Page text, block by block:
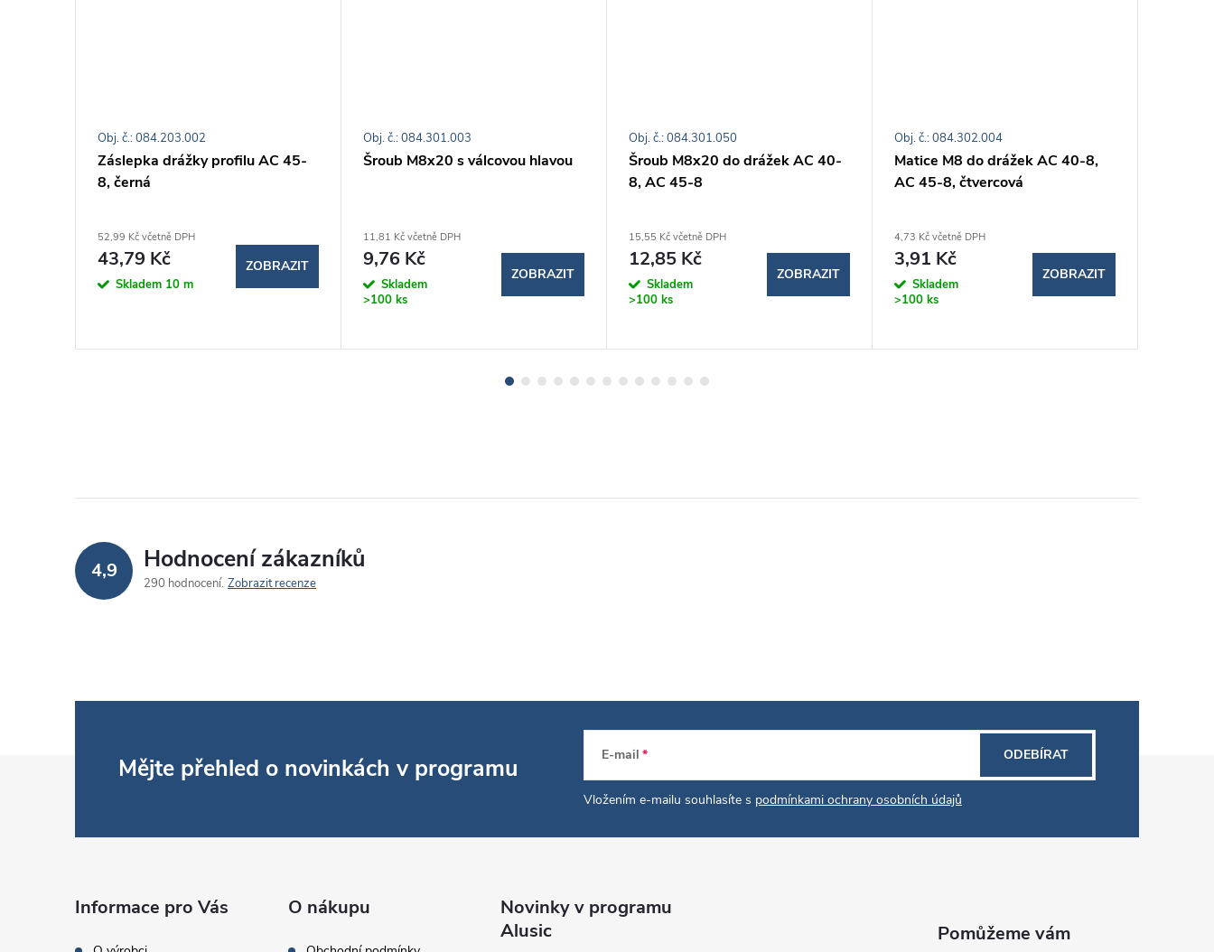
Záslepka drážky profilu AC 45-
8, černá
52,99 Kč včetně DPH
43,79 Kč
Skladem 10 m
ZOBRAZIT
Obj. č.: 084.203.002
Šroub M8x20 s válcovou hlavou
11,81 Kč včetně DPH
9,76 Kč
Skladem
>100 ks
ZOBRAZIT
Obj. č.: 084.301.003
Šroub M8x20 do drážek AC 40-
8, AC 45-8
15,55 Kč včetně DPH
12,85 Kč
Skladem
>100 ks
ZOBRAZIT
Obj. č.: 084.301.050
Matice M8 do drážek AC 40-8,
AC 45-8, čtvercová
4,73 Kč včetně DPH
3,91 Kč
Skladem
>100 ks
ZOBRAZIT
Obj. č.: 084.302.004
4,9 Hodnocení zákazníků
290 hodnocení Zobrazit recenze
Mějte přehled o novinkách v programu E-mail
Vložením e-mailu souhlasíte s podmínkami ochrany osobních údajů
ODEBÍRAT
Informace pro Vás O nákupu
Novinky v programu
Alusic